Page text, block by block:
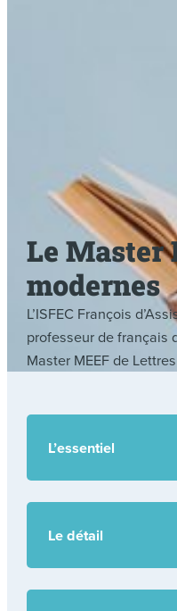
Le Master
modernes
L’ISFEC François
professeur de français
Master MEEF de
L’essentiel
Le détail